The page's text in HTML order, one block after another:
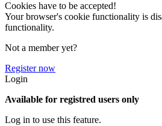
Cookies have to be accepted!
Your browser's cookie functionality is
functionality.
Not a member yet?
Register now
Login
Available for registred users only
Log in to use this feature.